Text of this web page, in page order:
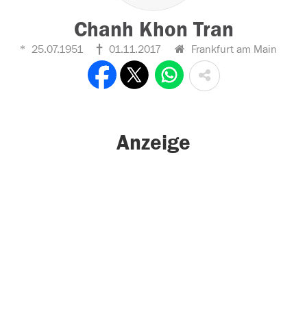
Chanh Khon Tran
25.07.1951 01.11.2017 Frankfurt am Main
Anzeige